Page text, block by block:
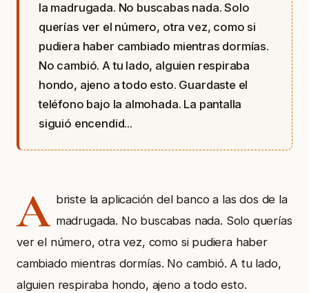
la madrugada. No buscabas nada. Solo
querías ver el número, otra vez, como si
pudiera haber cambiado mientras dormías.
No cambió. A tu lado, alguien respiraba
hondo, ajeno a todo esto. Guardaste el
teléfono bajo la almohada. La pantalla
siguió encendid...
A briste la aplicación del banco a las dos de la
madrugada. No buscabas nada. Solo querías
ver el número, otra vez, como si pudiera haber
cambiado mientras dormías. No cambió. A tu lado,
alguien respiraba hondo, ajeno a todo esto.